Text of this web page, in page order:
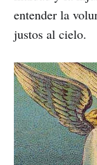
entender la
justos al cielo.